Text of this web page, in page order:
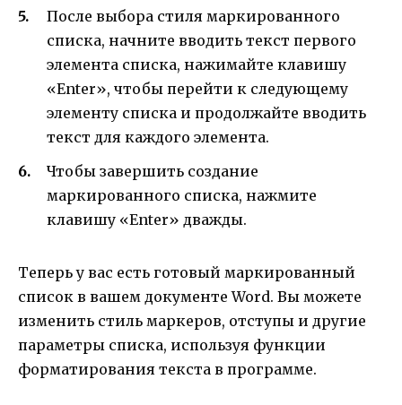
После выбора стиля маркированного
списка, начните вводить текст первого
элемента списка, нажимайте клавишу
«Enter», чтобы перейти к следующему
элементу списка и продолжайте вводить
текст для каждого элемента.
Чтобы завершить создание
маркированного списка, нажмите
клавишу «Enter» дважды.
Теперь у вас есть готовый маркированный
список в вашем документе Word. Вы можете
изменить стиль маркеров, отступы и другие
параметры списка, используя функции
форматирования текста в программе.